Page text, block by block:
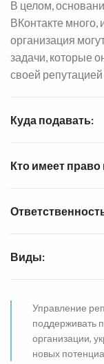
В целом,
ВКонтакте много,
организация
задачи, которые
своей
Куда подавать:
Кто имеет право
Виды:
Управление
поддерживать
организации,
новых